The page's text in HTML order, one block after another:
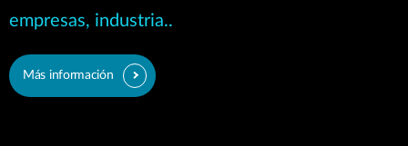
empresas, industria..
Más información